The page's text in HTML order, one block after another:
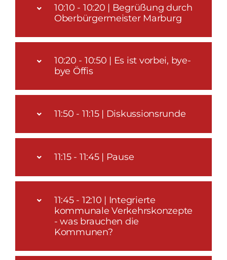
10:10 - 10:20 | Begrüßung durch
Oberbürgermeister Marburg
10:20 - 10:50 | Es ist vorbei, bye-
bye Öffis
11:50 - 11:15 | Diskussionsrunde
11:15 - 11:45 | Pause
11:45 - 12:10 | Integrierte
kommunale Verkehrskonzepte
- was brauchen die
Kommunen?